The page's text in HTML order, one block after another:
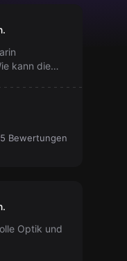
kann die
5 Bewertungen
Optik und